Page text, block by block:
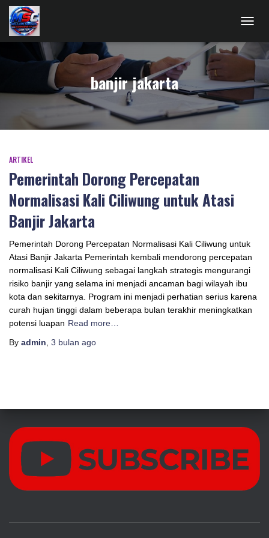
banjir jakarta
ARTIKEL
Pemerintah Dorong Percepatan
Normalisasi Kali Ciliwung untuk Atasi
Banjir Jakarta
Pemerintah Dorong Percepatan Normalisasi Kali Ciliwung untuk
Atasi Banjir Jakarta Pemerintah kembali mendorong percepatan
normalisasi Kali Ciliwung sebagai langkah strategis mengurangi
risiko banjir yang selama ini menjadi ancaman bagi wilayah ibu
kota dan sekitarnya. Program ini menjadi perhatian serius karena
curah hujan tinggi dalam beberapa bulan terakhir meningkatkan
potensi luapan Read more…
By admin 3 bulan ago